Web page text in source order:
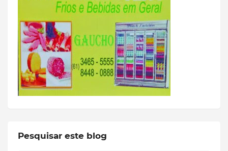
Pesquisar este blog